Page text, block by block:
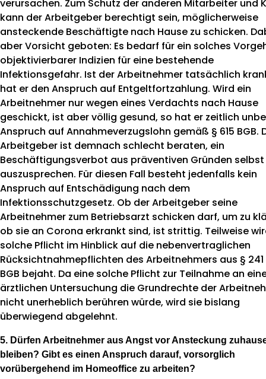
verursachen. Zum Schutz der anderen Mitarbeiter und
kann der Arbeitgeber berechtigt sein, möglicherweise
ansteckende Beschäftigte nach Hause zu schicken.
aber Vorsicht geboten: Es bedarf für ein solches
objektivierbarer Indizien für eine bestehende
Infektionsgefahr. Ist der Arbeitnehmer tatsächlich
hat er den Anspruch auf Entgeltfortzahlung. Wird ein
Arbeitnehmer nur wegen eines Verdachts nach Hause
geschickt, ist aber völlig gesund, so hat er zeitlich
Anspruch auf Annahmeverzugslohn gemäß § 615 BGB.
Arbeitgeber ist demnach schlecht beraten, ein
Beschäftigungsverbot aus präventiven Gründen selbst
auszusprechen. Für diesen Fall besteht jedenfalls kein
Anspruch auf Entschädigung nach dem
Infektionsschutzgesetz. Ob der Arbeitgeber seine
Arbeitnehmer zum Betriebsarzt schicken darf, um zu
ob sie an Corona erkrankt sind, ist strittig. Teilweise
solche Pflicht im Hinblick auf die nebenvertraglichen
Rücksichtnahmepflichten des Arbeitnehmers aus § 241
BGB bejaht. Da eine solche Pflicht zur Teilnahme an
ärztlichen Untersuchung die Grundrechte der
nicht unerheblich berühren würde, wird sie bislang
überwiegend abgelehnt.
5. Dürfen Arbeitnehmer aus Angst vor Ansteckung
bleiben? Gibt es einen Anspruch darauf, vorsorglich
vorübergehend im Homeoffice zu arbeiten?